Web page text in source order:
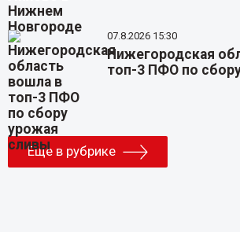
07.8.2026 15:30
Нижегородская
топ-3 ПФО по
Еще в рубрике